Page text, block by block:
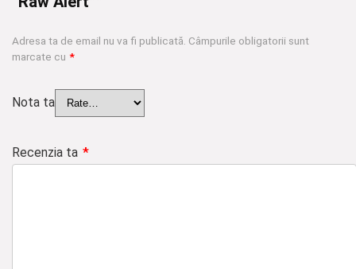
Adresa ta de email nu va fi publicată. Câmpurile obligatorii sunt
marcate cu *
Nota ta
Recenzia ta *